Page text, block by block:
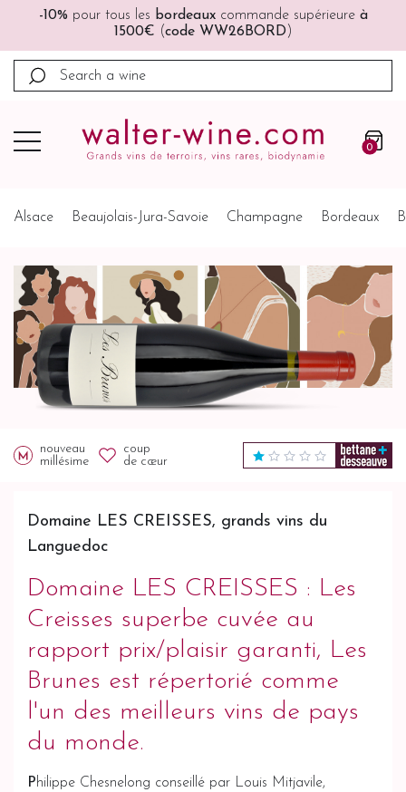
🚚🚚 Port offertà partir de 200€ (France, Allemagne,
Belgique, Pays-Bas)
0
Alsace Beaujolais-Jura-Savoie Champagne Bordeaux
nouveau
millésime
coup
de cœur
Domaine LES CREISSES, grands vins du
Languedoc
Domaine LES CREISSES : Les
Creisses superbe cuvée au
rapport prix/plaisir garanti, Les
Brunes est répertorié comme
l'un des meilleurs vins de pays
du monde.
Philippe Chesnelong conseillé par Louis Mitjavile,